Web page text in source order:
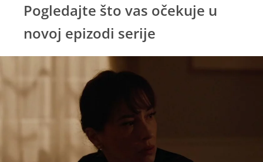
Pogledajte što vas očekuje u
novoj epizodi serije